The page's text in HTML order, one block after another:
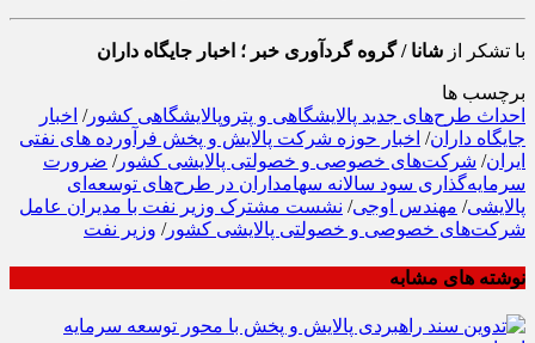
با تشکر از شانا / گروه گردآوری خبر ؛ اخبار جایگاه داران
برچسب ها
احداث طرح‌های جدید پالایشگاهی و پتروپالایشگاهی کشور/ اخبار
جایگاه داران/ اخبار حوزه شرکت پالایش و پخش فرآورده های نفتی
ایران/ شرکت‌های خصوصی و خصولتی پالایشی کشور/ ضرورت
سرمایه‌گذاری سود سالانه سهامداران در طرح‌های توسعه‌ای
پالایشی/ مهندس اوجی/ نشست مشترک وزیر نفت با مدیران عامل
شرکت‌های خصوصی و خصولتی پالایشی کشور/ وزیر نفت
نوشته های مشابه